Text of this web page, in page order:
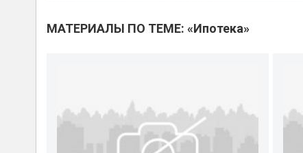
МАТЕРИАЛЫ ПО ТЕМЕ: «Ипотека»